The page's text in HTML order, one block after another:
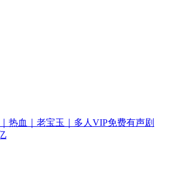
热血｜老宝玉｜多人VIP免费有声剧